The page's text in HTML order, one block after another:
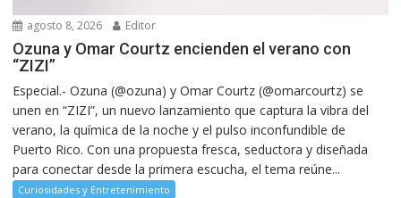
agosto 8, 2026 Editor
Ozuna y Omar Courtz encienden el verano con
“ZIZI”
Especial.- Ozuna (@ozuna) y Omar Courtz (@omarcourtz) se
unen en “ZIZI”, un nuevo lanzamiento que captura la vibra del
verano, la química de la noche y el pulso inconfundible de
Puerto Rico. Con una propuesta fresca, seductora y diseñada
para conectar desde la primera escucha, el tema reúne...
Curiosidades y Entretenimiento